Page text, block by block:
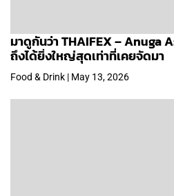
มาดูกันว่า THAIFEX – Anuga
ถึงได้ยิ่งใหญ่สุดเท่าที่เคยจัดมา
Food & Drink | May 13, 2026